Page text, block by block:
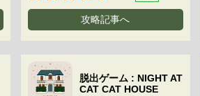
攻略記事へ
脱出ゲーム : NIGHT AT
CAT CAT HOUSE